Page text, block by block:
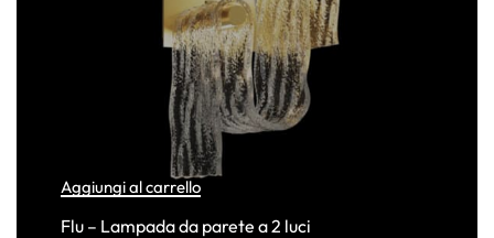
Aggiungi al carrello
Flu – Lampada da parete a 2 luci